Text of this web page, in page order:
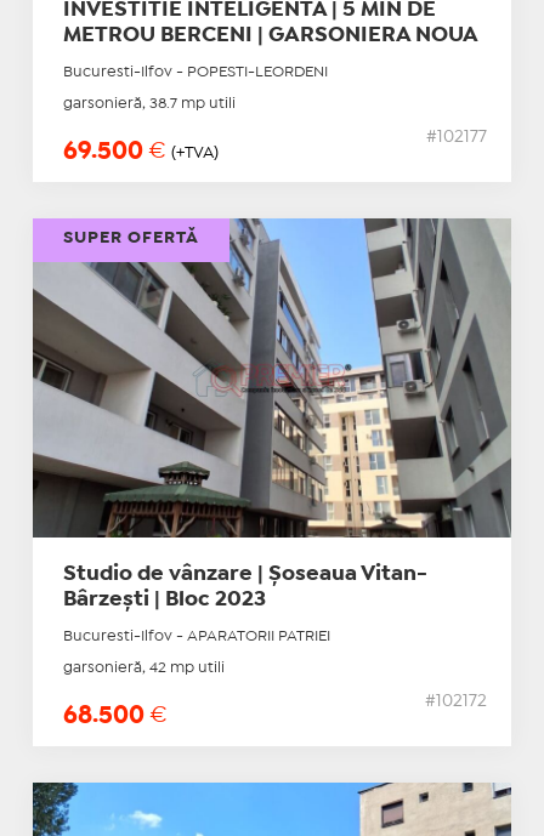
INVESTITIE INTELIGENTA | 5 MIN DE
METROU BERCENI | GARSONIERA NOUA
Bucuresti-Ilfov - POPESTI-LEORDENI
garsonieră, 38.7 mp utili
69.500 € (+TVA)
#102177
Studio de vânzare | Șoseaua Vitan-
Bârzești | Bloc 2023
Bucuresti-Ilfov - APARATORII PATRIEI
garsonieră, 42 mp utili
68.500 €
#102172
SUPER OFERTĂ